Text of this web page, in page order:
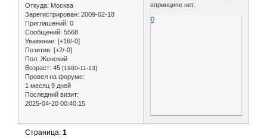
Откуда: Москва
Зарегистрирован: 2009-02-18
Приглашений: 0
Сообщений: 5568
Уважение: [+16/-0]
Позитив: [+2/-0]
Пол: Женский
Возраст: 45 [1980-11-13]
Провел на форуме:
1 месяц 9 дней
Последний визит:
2025-04-20 00:40:15
впринципе нет.
0
Страница:1